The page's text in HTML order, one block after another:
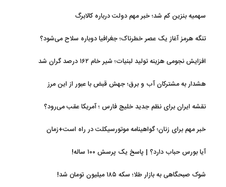
سهمیه بنزین کم شد؛ خبر مهم دولت درباره کالابرگ
تنگه هرمز آغاز یک عصر خطرناک؛ جغرافیا دوباره سلاح می‌شود؟
افزایش نجومی هزینه تولید لبنیات؛ شیر خام ۱۶۲ درصد گران شد
هشدار به مشترکان آب و برق؛ جهش قبض با عبور از این مرز
نقشه ایران برای نظم جدید خلیج فارس ؛ آمریکا عقب می‌رود؟
خبر مهم برای زنان؛ گواهینامه موتورسیکلت در راه است+زمان
آیا بورس حباب دارد؟ | پاسخ یک پرسش ۱۰۰ ساله!
شوک صبحگاهی به بازار طلا؛ سکه ۱۸۵ میلیون تومان شد!